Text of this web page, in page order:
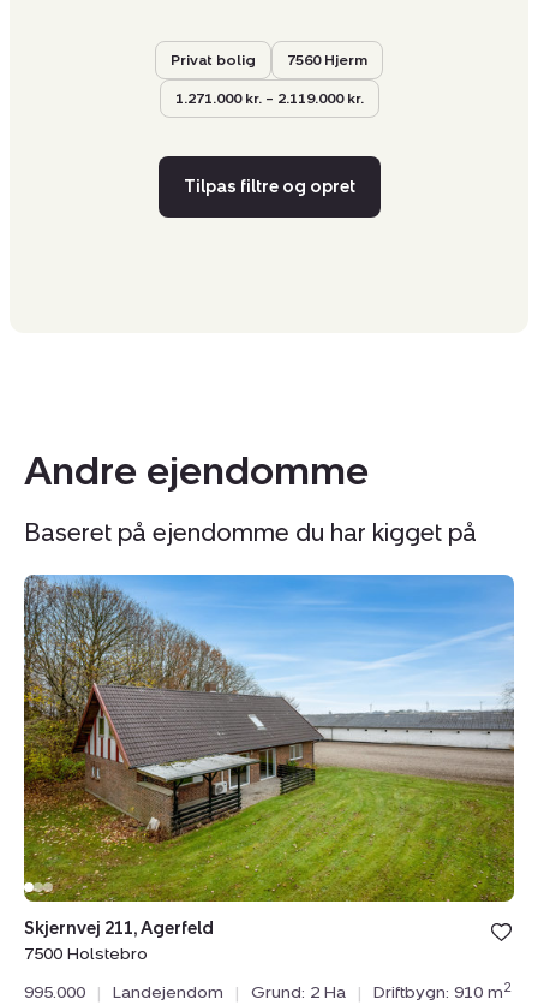
Privat bolig 7560 Hjerm
1.271.000 kr. – 2.119.000 kr.
Tilpas filtre og opret
Andre ejendomme
Baseret på ejendomme du har kigget på
Landejendom:
Skjernvej
211,
Agerfeld,
7500
Holstebro
Skjernvej 211, Agerfeld
7500 Holstebro
995.000
| Landejendom | Grund: 2 Ha | Driftbygn: 910 m2